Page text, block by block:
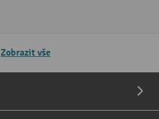
Zobrazit vše